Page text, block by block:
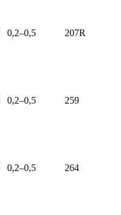
0,2–0,5 207R
0,2–0,5 259
0,2–0,5 264